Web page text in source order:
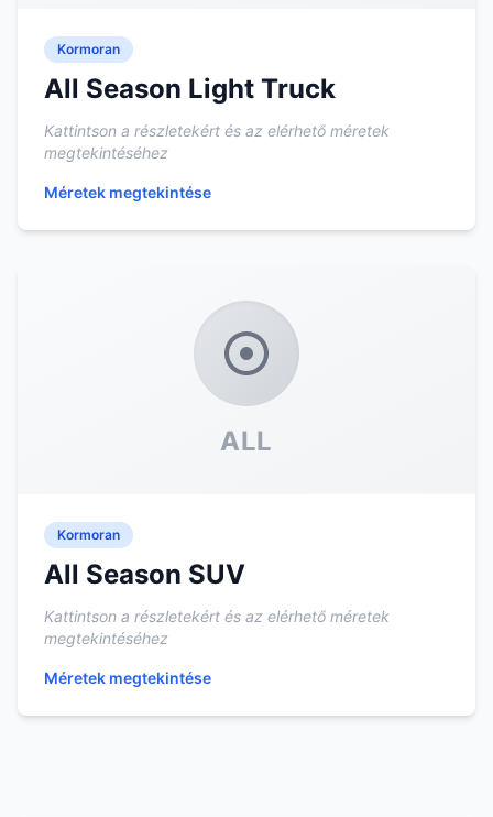
Kormoran
All Season Light Truck
Kattintson a részletekért és az elérhető méretek
megtekintéséhez
Méretek megtekintése
ALL
Kormoran
All Season SUV
Kattintson a részletekért és az elérhető méretek
megtekintéséhez
Méretek megtekintése